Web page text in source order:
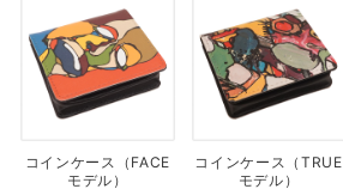
コインケース（FACE
モデル）
コインケース（TRUE
モデル）